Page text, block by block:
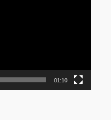
01:10